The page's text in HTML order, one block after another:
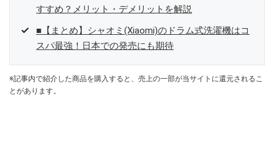
すすめ？メリット・デメリットを解説
■【まとめ】シャオミ(Xiaomi)のドラム式洗濯機はコ
スパ最強！日本での発売にも期待
※記事内で紹介した商品を購入すると、売上の一部が当サイトに還元されるこ
とがあります。